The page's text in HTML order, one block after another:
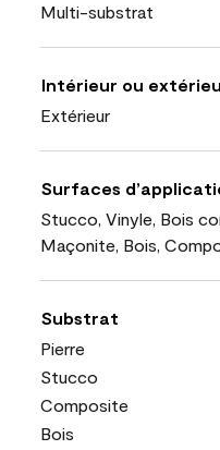
Multi-substrat
Intérieur ou
Extérieur
Surfaces
Stucco, Vinyle, Bois
Maçonite, Bois,
Substrat
Pierre
Stucco
Composite
Bois